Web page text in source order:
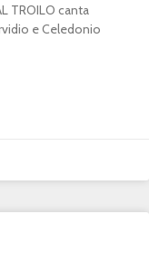
TROILO canta
e Celedonio